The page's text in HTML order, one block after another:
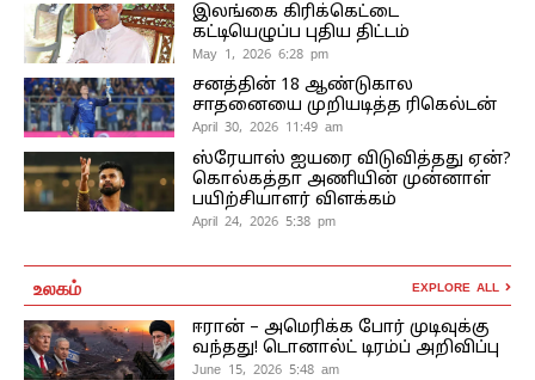
இலங்கை கிரிக்கெட்டை
கட்டியெழுப்ப புதிய திட்டம்
May 1, 2026 6:28 pm
சனத்தின் 18 ஆண்டுகால
சாதனையை முறியடித்த ரிகெல்டன்
April 30, 2026 11:49 am
ஸ்ரேயாஸ் ஐயரை விடுவித்தது ஏன்?
கொல்கத்தா அணியின் முன்னாள்
பயிற்சியாளர் விளக்கம்
April 24, 2026 5:38 pm
உலகம் EXPLORE ALL
ஈரான் – அமெரிக்க போர் முடிவுக்கு
வந்தது! டொனால்ட் டிரம்ப் அறிவிப்பு
June 15, 2026 5:48 am